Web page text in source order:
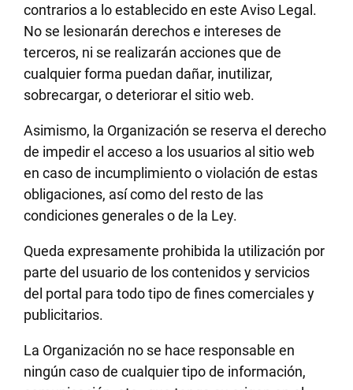
contrarios a lo establecido en este Aviso Legal.
No se lesionarán derechos e intereses de
terceros, ni se realizarán acciones que de
cualquier forma puedan dañar, inutilizar,
sobrecargar, o deteriorar el sitio web.
Asimismo, la Organización se reserva el derecho
de impedir el acceso a los usuarios al sitio web
en caso de incumplimiento o violación de estas
obligaciones, así como del resto de las
condiciones generales o de la Ley.
Queda expresamente prohibida la utilización por
parte del usuario de los contenidos y servicios
del portal para todo tipo de fines comerciales y
publicitarios.
La Organización no se hace responsable en
ningún caso de cualquier tipo de información,